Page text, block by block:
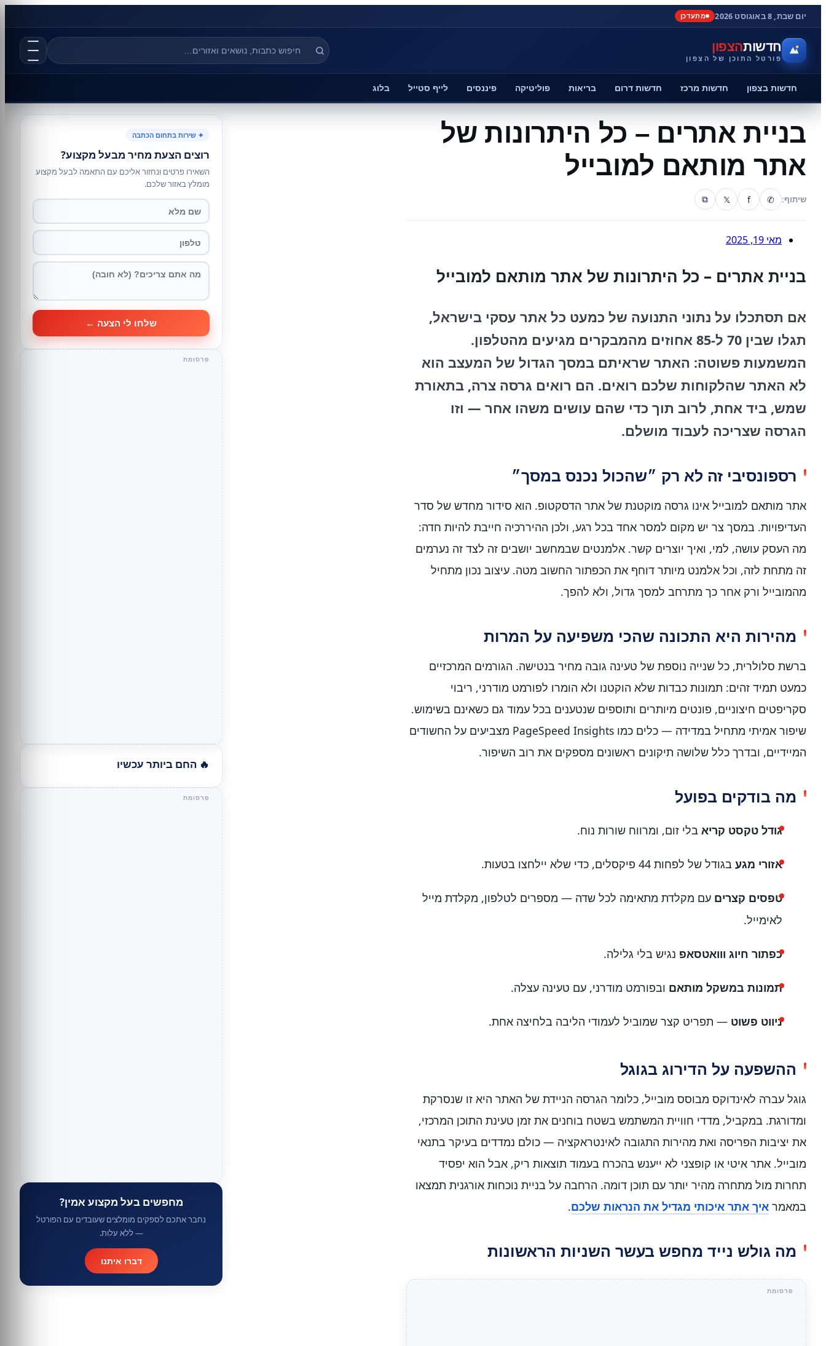
יום שבת, 8 באוגוסט 2026 מתעדכן
חדשותהצפון
פורטל התוכן של הצפון
חדשות בצפון חדשות מרכז חדשות דרום בריאות פוליטיקה פיננסים לייף סטייל בלוג
בניית אתרים – כל היתרונות של
אתר מותאם למובייל
שיתוף: ✆
f
𝕏
⧉
מאי 19, 2025
בניית אתרים – כל היתרונות של אתר מותאם למובייל
אם תסתכלו על נתוני התנועה של כמעט כל אתר עסקי בישראל,
תגלו שבין 70 ל-85 אחוזים מהמבקרים מגיעים מהטלפון.
המשמעות פשוטה: האתר שראיתם במסך הגדול של המעצב הוא
לא האתר שהלקוחות שלכם רואים. הם רואים גרסה צרה, בתאורת
שמש, ביד אחת, לרוב תוך כדי שהם עושים משהו אחר — וזו
הגרסה שצריכה לעבוד מושלם.
רספונסיבי זה לא רק ״שהכול נכנס במסך״
אתר מותאם למובייל אינו גרסה מוקטנת של אתר הדסקטופ. הוא סידור מחדש של סדר
העדיפויות. במסך צר יש מקום למסר אחד בכל רגע, ולכן ההיררכיה חייבת להיות חדה:
מה העסק עושה, למי, ואיך יוצרים קשר. אלמנטים שבמחשב יושבים זה לצד זה נערמים
זה מתחת לזה, וכל אלמנט מיותר דוחף את הכפתור החשוב מטה. עיצוב נכון מתחיל
מהמובייל ורק אחר כך מתרחב למסך גדול, ולא להפך.
מהירות היא התכונה שהכי משפיעה על המרות
ברשת סלולרית, כל שנייה נוספת של טעינה גובה מחיר בנטישה. הגורמים המרכזיים
כמעט תמיד זהים: תמונות כבדות שלא הוקטנו ולא הומרו לפורמט מודרני, ריבוי
סקריפטים חיצוניים, פונטים מיותרים ותוספים שנטענים בכל עמוד גם כשאינם בשימוש.
שיפור אמיתי מתחיל במדידה — כלים כמו PageSpeed Insights מצביעים על החשודים
המיידיים, ובדרך כלל שלושה תיקונים ראשונים מספקים את רוב השיפור.
מה בודקים בפועל
גודל טקסט קריא בלי זום, ומרווח שורות נוח.
אזורי מגע בגודל של לפחות 44 פיקסלים, כדי שלא יילחצו בטעות.
טפסים קצרים עם מקלדת מתאימה לכל שדה — מספרים לטלפון, מקלדת מייל
לאימייל.
כפתור חיוג ווואטסאפ נגיש בלי גלילה.
תמונות במשקל מותאם ובפורמט מודרני, עם טעינה עצלה.
ניווט פשוט — תפריט קצר שמוביל לעמודי הליבה בלחיצה אחת.
ההשפעה על הדירוג בגוגל
גוגל עברה לאינדוקס מבוסס מובייל, כלומר הגרסה הניידת של האתר היא זו שנסרקת
ומדורגת. במקביל, מדדי חוויית המשתמש בשטח בוחנים את זמן טעינת התוכן המרכזי,
את יציבות הפריסה ואת מהירות התגובה לאינטראקציה — כולם נמדדים בעיקר בתנאי
מובייל. אתר איטי או קופצני לא ייענש בהכרח בעמוד תוצאות ריק, אבל הוא יפסיד
תחרות מול מתחרה מהיר יותר עם תוכן דומה. הרחבה על בניית נוכחות אורגנית תמצאו
במאמר איך אתר איכותי מגדיל את הנראות שלכם.
מה גולש נייד מחפש בעשר השניות הראשונות
✦ שירות בתחום הכתבה
רוצים הצעת מחיר מבעל מקצוע?
השאירו פרטים ונחזור אליכם עם התאמה לבעל מקצוע
מומלץ באזור שלכם.
שלחו לי הצעה ←
🔥 החם ביותר עכשיו
מחפשים בעל מקצוע אמין?
נחבר אתכם לספקים מומלצים שעובדים עם הפורטל
— ללא עלות.
דברו איתנו